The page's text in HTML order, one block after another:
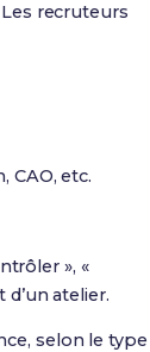
recruteurs
CAO, etc.
», «
atelier.
selon le type